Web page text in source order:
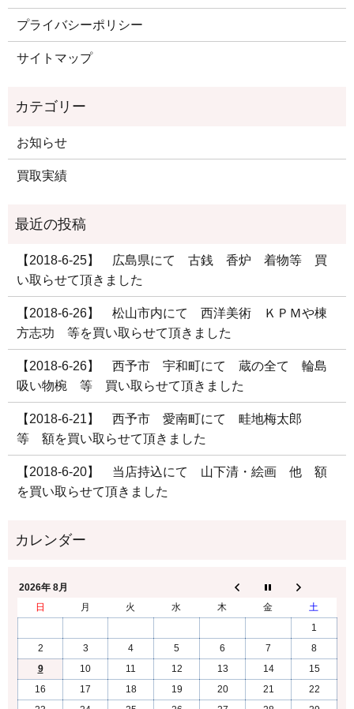
プライバシーポリシー
サイトマップ
お知らせ
買取実績
【2018-6-25】 広島県にて 古銭 香炉 着物等 買
い取らせて頂きました
【2018-6-26】 松山市内にて 西洋美術 ＫＰＭや棟
方志功 等を買い取らせて頂きました
【2018-6-26】 西予市 宇和町にて 蔵の全て 輪島
吸い物椀 等 買い取らせて頂きました
【2018-6-21】 西予市 愛南町にて 畦地梅太郎
等 額を買い取らせて頂きました
【2018-6-20】 当店持込にて 山下清・絵画 他 額
を買い取らせて頂きました
2026年 8月
日
月 火 水 木 金
土
1
2
3 4 5 6 7
8
9
10 11 12 13 14
15
16
17 18 19 20 21
22